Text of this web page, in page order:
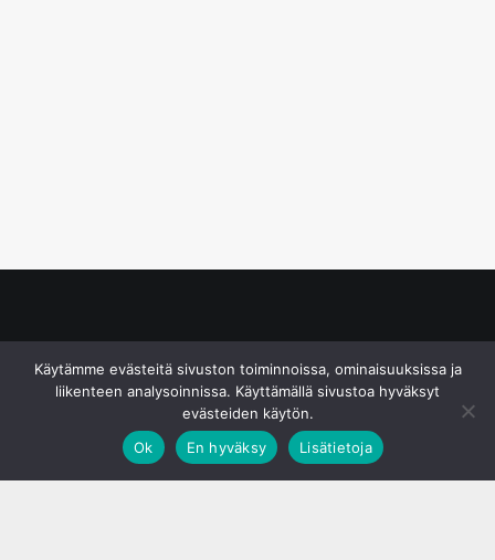
Käytämme evästeitä sivuston toiminnoissa, ominaisuuksissa ja
liikenteen analysoinnissa. Käyttämällä sivustoa hyväksyt
evästeiden käytön.
Ok
En hyväksy Lisätietoja